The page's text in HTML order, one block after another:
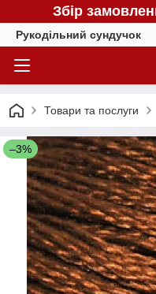
Збір
Рукодільний сундучок
Товари та послуги
–3%